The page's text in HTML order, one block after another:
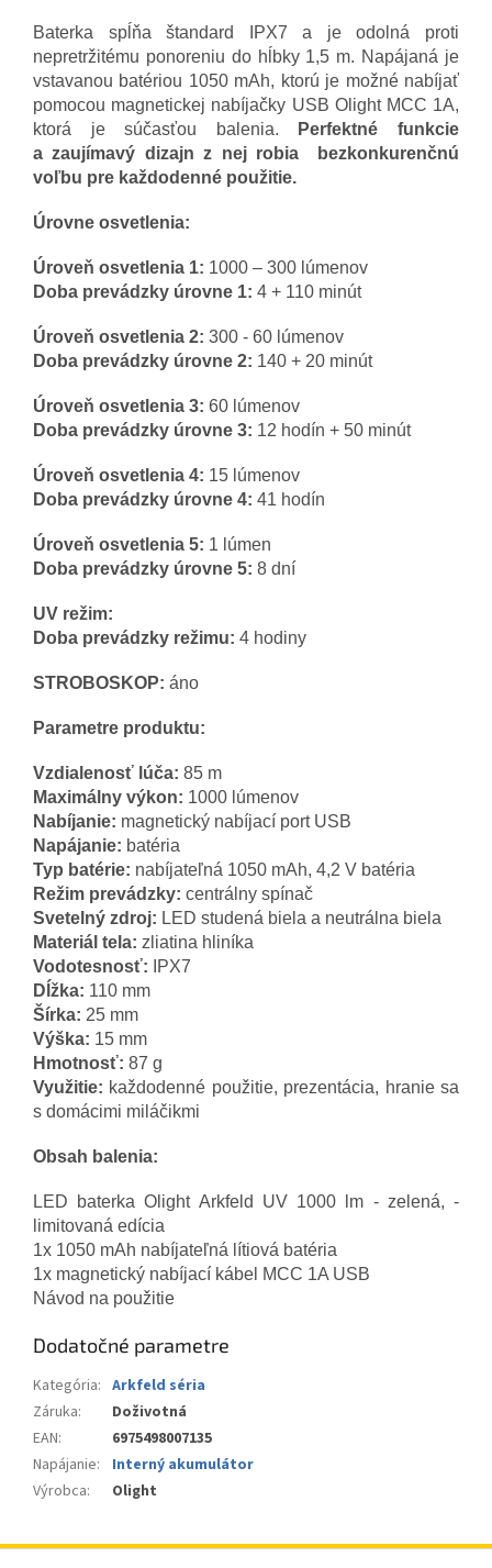
Baterka spĺňa štandard IPX7 a je odolná proti
nepretržitému ponoreniu do hĺbky 1,5 m. Napájaná je
vstavanou batériou 1050 mAh, ktorú je možné nabíjať
pomocou magnetickej nabíjačky USB Olight MCC 1A,
ktorá je súčasťou balenia.
Perfektné funkcie
a zaujímavý dizajn z nej robia bezkonkurenčnú
voľbu pre každodenné použitie.
Úrovne osvetlenia:
Úroveň osvetlenia 1: 1000 – 300 lúmenov
Doba prevádzky úrovne 1: 4 + 110 minút
Úroveň osvetlenia 2: 300 - 60 lúmenov
Doba prevádzky úrovne 2: 140 + 20 minút
Úroveň osvetlenia 3: 60 lúmenov
Doba prevádzky úrovne 3: 12 hodín + 50 minút
Úroveň osvetlenia 4: 15 lúmenov
Doba prevádzky úrovne 4: 41 hodín
Úroveň osvetlenia 5: 1 lúmen
Doba prevádzky úrovne 5: 8 dní
UV režim:
Doba prevádzky režimu: 4 hodiny
STROBOSKOP: áno
Parametre produktu:
Vzdialenosť lúča: 85 m
Maximálny výkon: 1000 lúmenov
Nabíjanie: magnetický nabíjací port USB
Napájanie: batéria
Typ batérie: nabíjateľná 1050 mAh, 4,2 V batéria
Režim prevádzky: centrálny spínač
Svetelný zdroj: LED studená biela a neutrálna biela
Materiál tela: zliatina hliníka
Vodotesnosť: IPX7
Dĺžka: 110 mm
Šírka: 25 mm
Výška: 15 mm
Hmotnosť: 87 g
Využitie: každodenné použitie, prezentácia, hranie sa
s domácimi miláčikmi
Obsah balenia:
LED baterka Olight Arkfeld UV 1000 lm - zelená, -
limitovaná edícia
1x 1050 mAh nabíjateľná lítiová batéria
1x magnetický nabíjací kábel MCC 1A USB
Návod na použitie
Dodatočné parametre
Kategória: Arkfeld séria
Záruka:
Doživotná
EAN:
6975498007135
Napájanie:
Interný akumulátor
Výrobca: Olight